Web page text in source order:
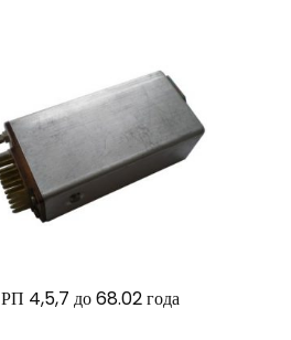
РП 4,5,7 до 68.02 года